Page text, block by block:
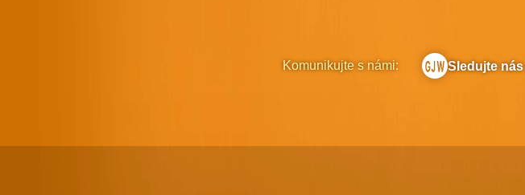
Komunikujte s námi: Sledujte